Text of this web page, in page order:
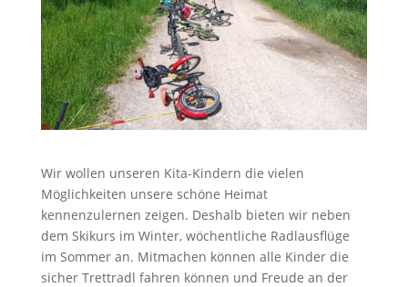
Wir wollen unseren Kita-Kindern die vielen
Möglichkeiten unsere schöne Heimat
kennenzulernen zeigen. Deshalb bieten wir neben
dem Skikurs im Winter, wöchentliche Radlausflüge
im Sommer an. Mitmachen können alle Kinder die
sicher Trettradl fahren können und Freude an der